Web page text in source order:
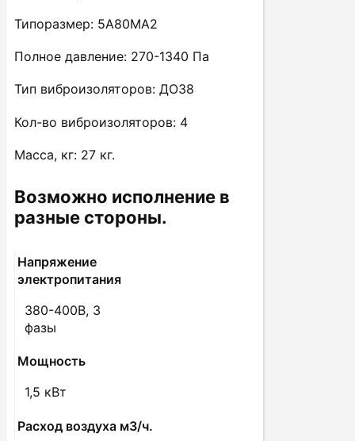
Типоразмер: 5А80МА2
Полное давление: 270-1340 Па
Тип виброизоляторов: ДО38
Кол-во виброизоляторов: 4
Масса, кг: 27 кг.
Возможно исполнение в
разные стороны.
Напряжение
электропитания
380-400В, 3
фазы
Мощность
1,5 кВт
Расход воздуха м3/ч.